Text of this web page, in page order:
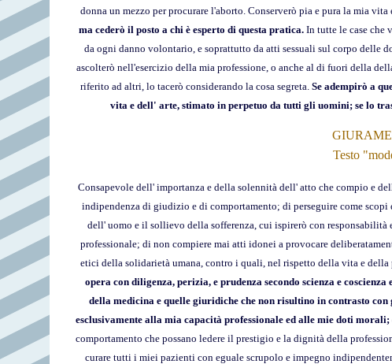
donna un mezzo per procurare l'aborto. Conserverò pia e pura la mia vita
ma cederò il posto a chi è esperto di questa pratica. In tutte le case che
da ogni danno volontario, e soprattutto da atti sessuali sul corpo delle
ascolterò nell'esercizio della mia professione, o anche al di fuori della
riferito ad altri, lo tacerò considerando la cosa segreta.Se adempirò a
vita e dell' arte, stimato in perpetuo da tutti gli uomini; se lo
Testo
Consapevole dell' importanza e della solennità dell' atto che compio e
indipendenza di giudizio e di comportamento; di perseguire come
dell' uomo e il sollievo della sofferenza, cui ispirerò con
professionale; di non compiere mai atti idonei a provocare
etici della solidarietà umana, contro i quali, nel rispetto della vita e
opera con diligenza, perizia, e prudenza secondo scienza e
della medicina e quelle giuridiche che non risultino in contrasto
esclusivamente alla mia capacità professionale ed alle mie doti morali;
comportamento che possano ledere il prestigio e la dignità della
curare tutti i miei pazienti con eguale scrupolo e impegno